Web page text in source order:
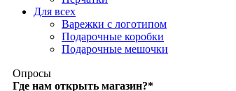
Для всех
Варежки с логотипом
Подарочные коробки
Подарочные мешочки
Опросы
Где нам открыть магазин?*